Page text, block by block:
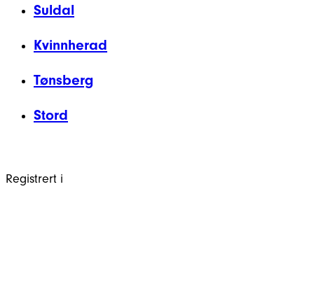
Suldal
Kvinnherad
Tønsberg
Stord
Registrert i